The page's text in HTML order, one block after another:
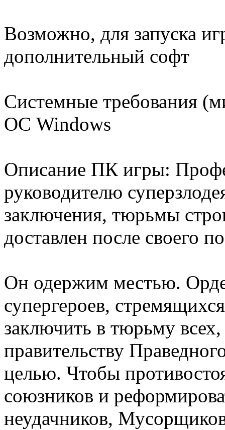
Возможно, для запуска
дополнительный софт
Системные требования
ОС Windows
Описание ПК игры:
руководителю
заключения, тюрьмы
доставлен после своего
Он одержим местью.
супергероев,
заключить в тюрьму
правительству
целью. Чтобы
союзников и
неудачников,